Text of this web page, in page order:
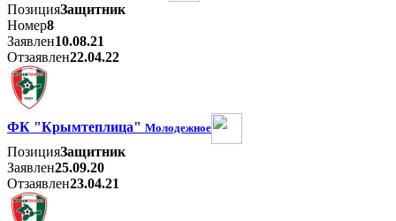
ПозицияЗащитник
Номер8
Заявлен10.08.21
Отзаявлен22.04.22
ФК "Крымтеплица" Молодежное
ПозицияЗащитник
Заявлен25.09.20
Отзаявлен23.04.21